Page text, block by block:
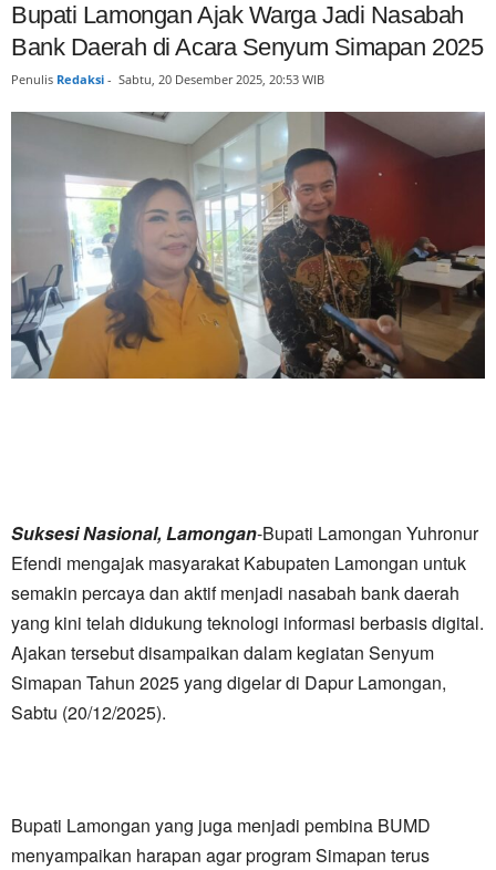
Bupati Lamongan Ajak Warga Jadi Nasabah
Bank Daerah di Acara Senyum Simapan 2025
Penulis Redaksi - Sabtu, 20 Desember 2025, 20:53 WIB
Suksesi Nasional, Lamongan-Bupati Lamongan Yuhronur
Efendi mengajak masyarakat Kabupaten Lamongan untuk
semakin percaya dan aktif menjadi nasabah bank daerah
yang kini telah didukung teknologi informasi berbasis digital.
Ajakan tersebut disampaikan dalam kegiatan Senyum
Simapan Tahun 2025 yang digelar di Dapur Lamongan,
Sabtu (20/12/2025).
Bupati Lamongan yang juga menjadi pembina BUMD
menyampaikan harapan agar program Simapan terus